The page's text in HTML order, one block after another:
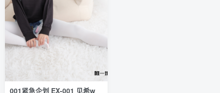
001紧急企划 EX-001 见希w